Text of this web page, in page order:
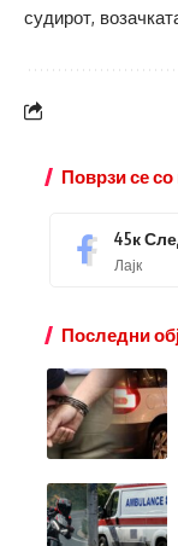
судирот,
Поврзи се со
45к
Лајк
Последни